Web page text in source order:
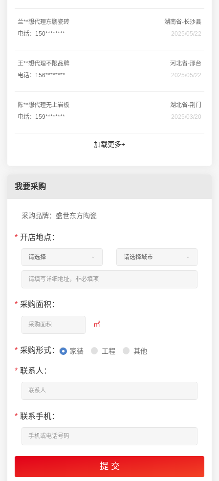
兰**想代理东鹏瓷砖
湖南省-长沙县
电话：150********
2025/05/22
王**想代理不限品牌
河北省-邢台
电话：156********
2025/05/22
陈**想代理无上岩板
湖北省-荆门
电话：159********
2025/03/20
加载更多+
我要采购
采购品牌：盛世东方陶瓷
* 开店地点：
* 采购面积：
㎡
* 采购形式： 家装 工程 其他
* 联系人：
* 联系手机：